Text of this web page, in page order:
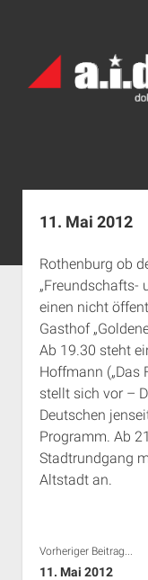
Archiv
München
RSS-
11. Mai 2012
Rothenburg ob
„Freundschafts-
einen nicht
Gasthof
Ab 19.30 steht
Hoffmann („Das
stellt sich vor –
Deutschen
Programm. Ab
Stadtrundgang
Altstadt an.
Vorheriger Beitrag...
11. Mai 2012